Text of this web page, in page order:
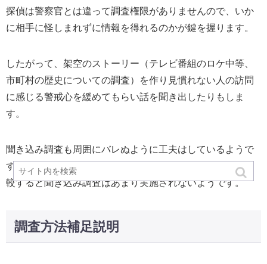
探偵は警察官とは違って調査権限がありませんので、いか
に相手に怪しまれずに情報を得れるのかが鍵を握ります。
したがって、架空のストーリー（テレビ番組のロケ中等、
市町村の歴史についての調査）を作り見慣れない人の訪問
に感じる警戒心を緩めてもらい話を聞き出したりもしま
す。
聞き込み調査も周囲にバレぬように工夫はしているようで
すが、難易度が高いことから尾行調査や張り込み調査と比
較すると聞き込み調査はあまり実施されないようです。
調査方法補足説明